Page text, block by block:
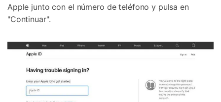
Controla tu teléfono con Dr.Fone
Apple junto con el número de teléfono y pulsa en
"Continuar".